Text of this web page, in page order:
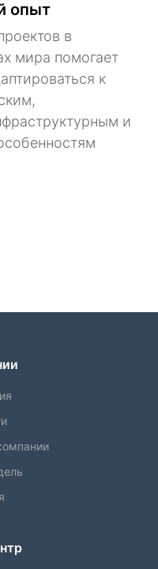
опыт
в
мира помогает
к
и